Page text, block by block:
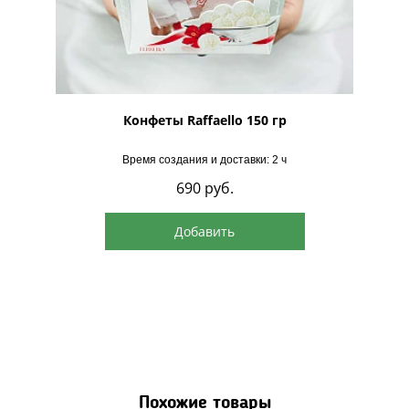
Конфеты Raffaello 150 гр
Время создания и доставки: 2 ч
690 руб.
Добавить
Похожие товары